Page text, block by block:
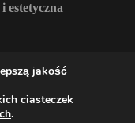
estetyczna
jakość
ciasteczek
.